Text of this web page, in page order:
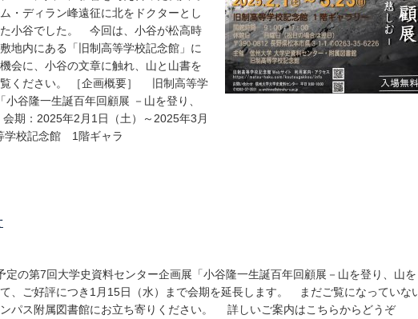
・ディラン峰遠征に北をドクターとし
小谷でした。 今回は、小谷が松高時
地内にある「旧制高等学校記念館」に
会に、小谷の文章に触れ、山と山書を
覧ください。 ［企画概要］ 旧制高等学
谷隆一生誕百年回顧展 －山を登り、
期：2025年2月1日（土）～2025年3月
校記念館 1階ギャラ
の第7回大学史資料センター企画展「小谷隆一生誕百年回顧展－山を登り、山を
、ご好評につき1月15日（水）まで会期を延長します。 まだご覧になっていな
パス附属図書館にお立ち寄りください。 詳しいご案内はこちらからどうぞ